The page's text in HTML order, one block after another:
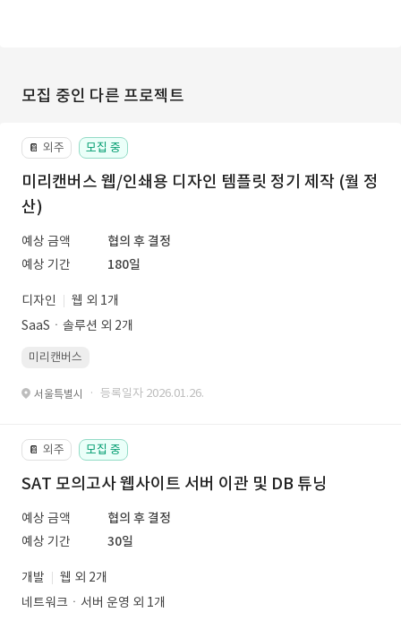
모집 중인 다른 프로젝트
📔 외주 모집 중
미리캔버스 웹/인쇄용 디자인 템플릿 정기 제작 (월 정
산)
예상 금액
협의 후 결정
예상 기간
180일
디자인
웹 외 1개
SaaSㆍ솔루션 외 2개
미리캔버스
서울특별시 · 등록일자 2026.01.26.
📔 외주 모집 중
SAT 모의고사 웹사이트 서버 이관 및 DB 튜닝
예상 금액
협의 후 결정
예상 기간
30일
개발
웹 외 2개
네트워크ㆍ서버 운영 외 1개